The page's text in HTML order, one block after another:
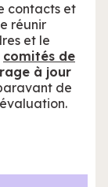
contacts et
réunir
et le
comités de
à jour
de